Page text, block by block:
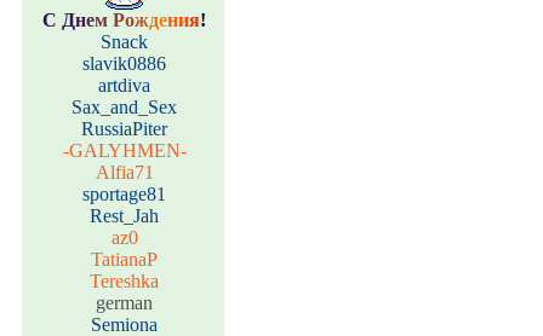
С Днем Рождения!
Snack
slavik0886
artdiva
Sax_and_Sex
RussiaPiter
-GALYHMEN-
Alfia71
sportage81
Rest_Jah
az0
TatianaP
Tereshka
german
Semiona